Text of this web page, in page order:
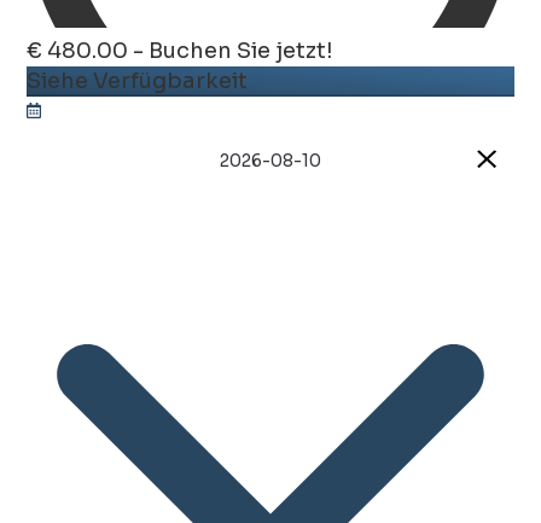
€ 480.00 - Buchen Sie jetzt!
Siehe Verfügbarkeit
2026-08-10